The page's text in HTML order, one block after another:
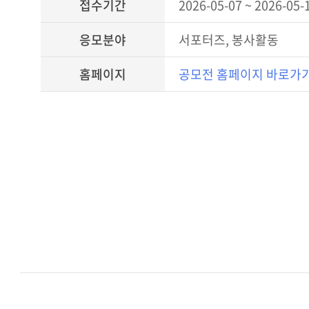
접수기간
2026-05-07 ~ 2026-05-
응모분야
서포터즈, 봉사활동
홈페이지
공모전 홈페이지 바로가